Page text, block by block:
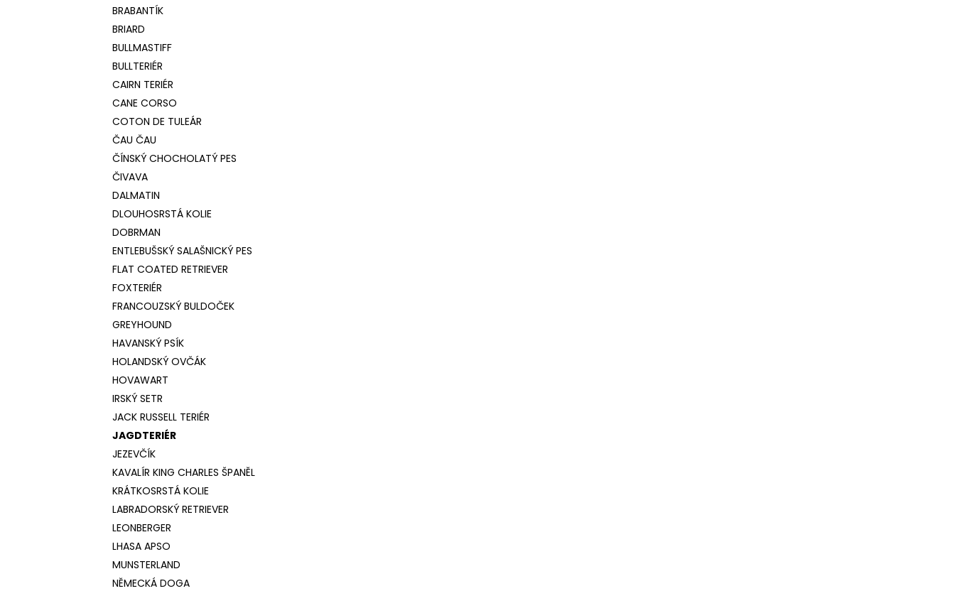
BRABANTÍK
BRIARD
BULLMASTIFF
BULLTERIÉR
CAIRN TERIÉR
CANE CORSO
COTON DE TULEÁR
ČAU ČAU
ČÍNSKÝ CHOCHOLATÝ PES
ČIVAVA
DALMATIN
DLOUHOSRSTÁ KOLIE
DOBRMAN
ENTLEBUŠSKÝ SALAŠNICKÝ PES
FLAT COATED RETRIEVER
FOXTERIÉR
FRANCOUZSKÝ BULDOČEK
GREYHOUND
HAVANSKÝ PSÍK
HOLANDSKÝ OVČÁK
HOVAWART
IRSKÝ SETR
JACK RUSSELL TERIÉR
JAGDTERIÉR
JEZEVČÍK
KAVALÍR KING CHARLES ŠPANĚL
KRÁTKOSRSTÁ KOLIE
LABRADORSKÝ RETRIEVER
LEONBERGER
LHASA APSO
MUNSTERLAND
NĚMECKÁ DOGA